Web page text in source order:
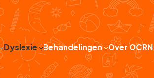
Dyslexie Behandelingen Over OCRN